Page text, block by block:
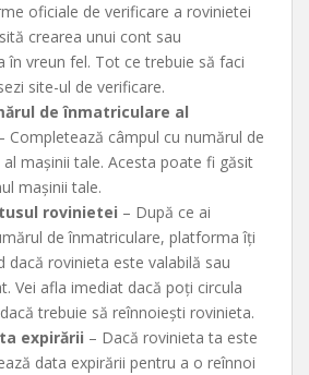
oficiale de verificare a rovinietei
crearea unui cont sau
în vreun fel. Tot ce trebuie să faci
site-ul de verificare.
de înmatriculare al
Completează câmpul cu numărul de
mașinii tale. Acesta poate fi găsit
mașinii tale.
rovinietei – După ce ai
de înmatriculare, platforma îți
dacă rovinieta este valabilă sau
Vei afla imediat dacă poți circula
trebuie să reînnoiești rovinieta.
expirării – Dacă rovinieta ta este
data expirării pentru a o reînnoi